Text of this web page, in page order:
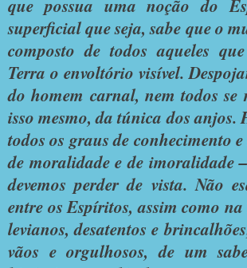
que possua uma noção do
superficial que seja, sabe que o
composto de todos aqueles
Terra o envoltório visível.
do homem carnal, nem todos se
isso mesmo, da túnica dos anjos.
todos os graus de conhecimento
de moralidade e de imoralidade
devemos perder de vista. Não
entre os Espíritos, assim como na
levianos, desatentos e
vãos e orgulhosos, de um